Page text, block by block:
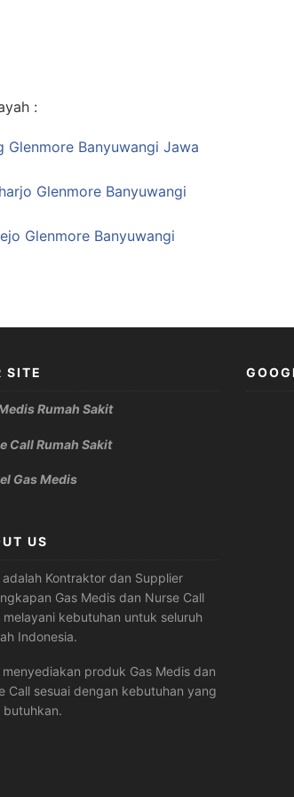
:
Glenmore Banyuwangi Jawa
Glenmore Banyuwangi
Glenmore Banyuwangi
SITE
Rumah Sakit
Call Rumah Sakit
Gas Medis
US
adalah Kontraktor dan Supplier
Gas Medis dan Nurse Call
kebutuhan untuk seluruh
Indonesia.
menyediakan produk Gas Medis dan
Call sesuai dengan kebutuhan yang
butuhkan.